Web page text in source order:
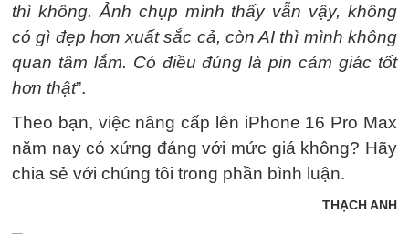
thì không. Ảnh chụp mình thấy vẫn vậy, không
có gì đẹp hơn xuất sắc cả, còn AI thì mình không
quan tâm lắm. Có điều đúng là pin cảm giác tốt
hơn thật”.
Theo bạn, việc nâng cấp lên iPhone 16 Pro Max
năm nay có xứng đáng với mức giá không? Hãy
chia sẻ với chúng tôi trong phần bình luận.
THẠCH ANH